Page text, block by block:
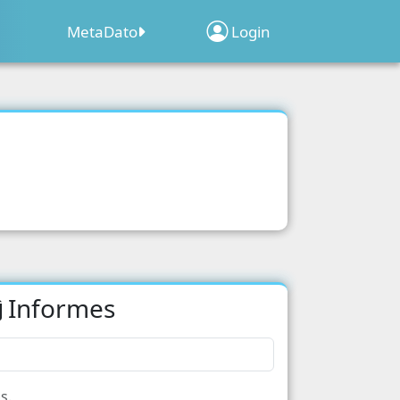
Electoral
MetaDato Login
Informes